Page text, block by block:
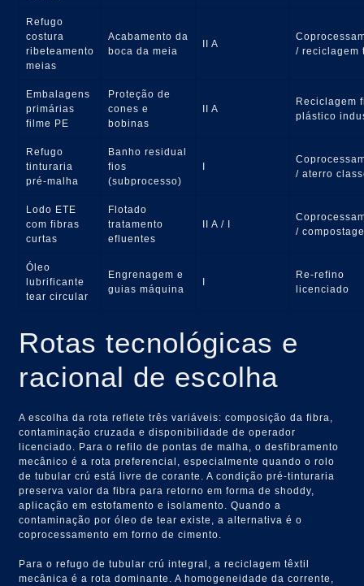
Refugo
costura
ribeteamento
meias
Acabamento da
boca da meia
II A
/ reciclagem
Embalagens
primárias
filme PE
Proteção de
cones e
bobinas
II A
Reciclagem
plástico
Refugo
tinturaria
pré-malha
Banho residual
fios
(subprocesso)
I
/ aterro
Lodo ETE
com fibras
curtas
Flotado
tratamento
efluentes
II A / I
/
Óleo
lubrificante
tear circular
Engrenagem e
guias máquina
I
Re-refino
licenciado
Rotas tecnológicas e
racional de escolha
A escolha da rota reflete três variáveis: composição da fibra,
contaminação cruzada e disponibilidade de operador
licenciado. Para o refilo de pontas de malha, o desfibramento
mecânico é a rota preferencial, especialmente quando o rolo
de tubular crú está livre de corante. A condição pré-tinturaria
preserva valor da fibra para retorno em forma de shoddy,
aplicação em estofamento e isolamento. Quando a
contaminação por óleo de tear existe, a alternativa é o
coprocessamento em forno de cimento.
Para o refugo de tubular crú integral, a reciclagem têxtil
mecânica é a rota dominante. A homogeneidade da corrente,